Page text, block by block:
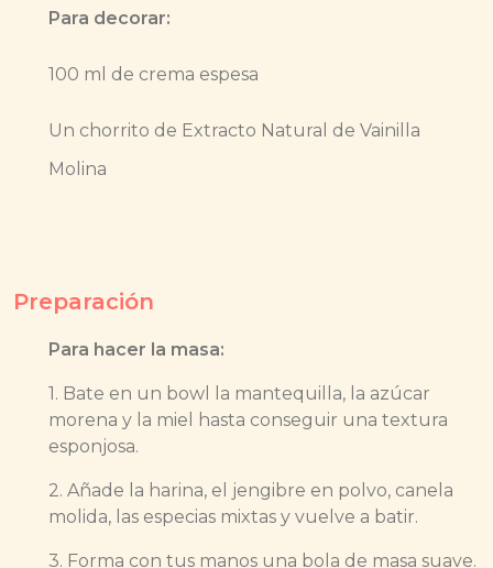
Para decorar:
100 ml de crema espesa
Un chorrito de Extracto Natural de Vainilla
Molina
Preparación
Para hacer la masa:
1. Bate en un bowl la mantequilla, la azúcar
morena y la miel hasta conseguir una textura
esponjosa.
2. Añade la harina, el jengibre en polvo, canela
molida, las especias mixtas y vuelve a batir.
3. Forma con tus manos una bola de masa suave.